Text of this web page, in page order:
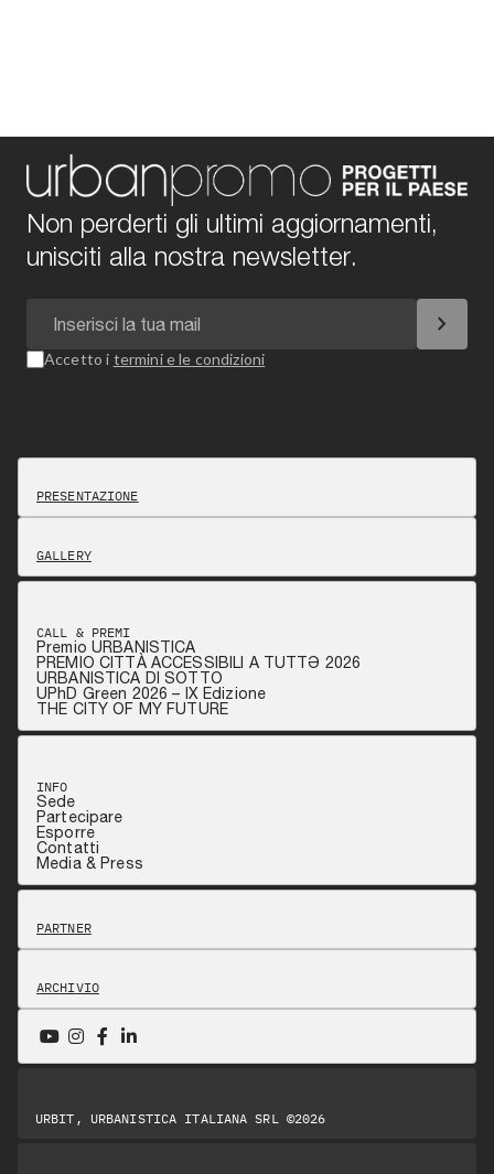
Non perderti gli ultimi aggiornamenti,
unisciti alla nostra newsletter.
chevron_right
Accetto i termini e le condizioni
PRESENTAZIONE
GALLERY
CALL & PREMI
Premio URBANISTICA
PREMIO CITTÀ ACCESSIBILI A TUTTƏ 2026
URBANISTICA DI SOTTO
UPhD Green 2026 – IX Edizione
THE CITY OF MY FUTURE
INFO
Sede
Partecipare
Esporre
Contatti
Media & Press
PARTNER
ARCHIVIO
URBIT, URBANISTICA ITALIANA SRL ©2026